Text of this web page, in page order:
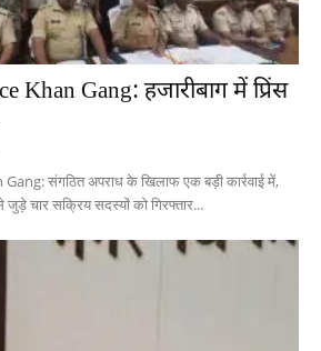
Khan Gang: हजारीबाग में प्रिंस
संगठित अपराध के खिलाफ एक बड़ी कार्रवाई में,
चार सक्रिय सदस्यों को गिरफ्तार...